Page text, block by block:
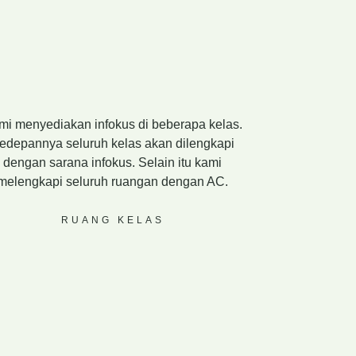
menyediakan infokus di beberapa kelas.
seluruh kelas akan dilengkapi
dengan sarana infokus. Selain itu kami
seluruh ruangan dengan AC.
RUANG KELAS